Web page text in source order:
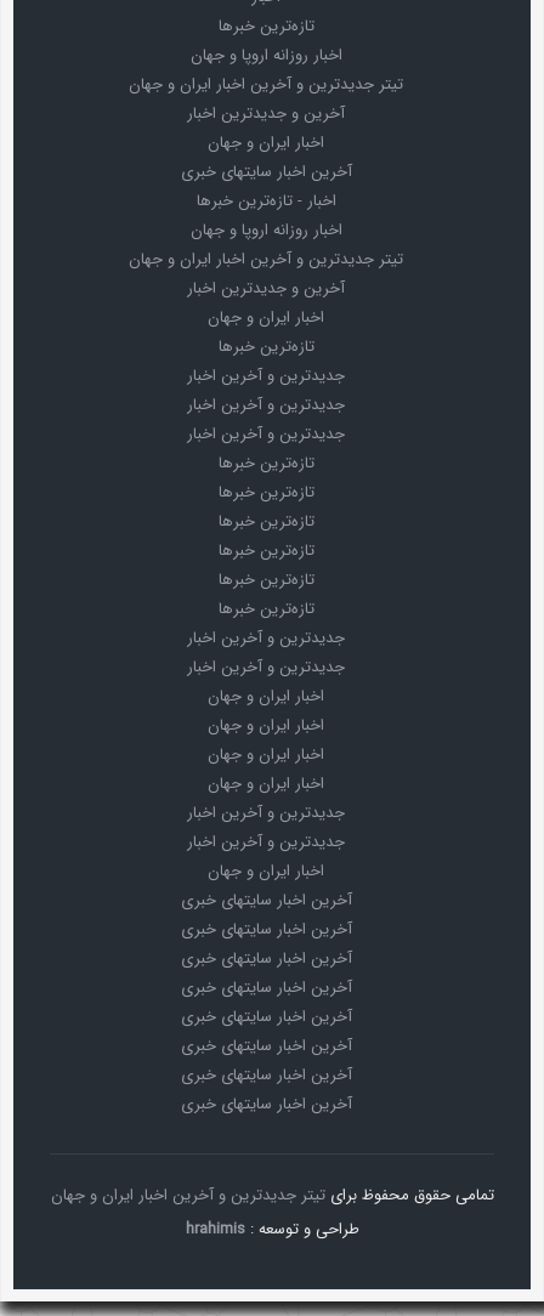
تازه‌ترین خبرها
اخبار روزانه اروپا و جهان
تیتر جدیدترین و آخرین اخبار ایران و جهان
آخرین و جدیدترین اخبار
اخبار ایران و جهان
آخرین اخبار سایتهای خبری
اخبار - تازه‌ترین خبرها
اخبار روزانه اروپا و جهان
تیتر جدیدترین و آخرین اخبار ایران و جهان
آخرین و جدیدترین اخبار
اخبار ایران و جهان
تازه‌ترین خبرها
جدیدترین و آخرین اخبار
جدیدترین و آخرین اخبار
جدیدترین و آخرین اخبار
تازه‌ترین خبرها
تازه‌ترین خبرها
تازه‌ترین خبرها
تازه‌ترین خبرها
تازه‌ترین خبرها
تازه‌ترین خبرها
جدیدترین و آخرین اخبار
جدیدترین و آخرین اخبار
اخبار ایران و جهان
اخبار ایران و جهان
اخبار ایران و جهان
اخبار ایران و جهان
جدیدترین و آخرین اخبار
جدیدترین و آخرین اخبار
اخبار ایران و جهان
آخرین اخبار سایتهای خبری
آخرین اخبار سایتهای خبری
آخرین اخبار سایتهای خبری
آخرین اخبار سایتهای خبری
آخرین اخبار سایتهای خبری
آخرین اخبار سایتهای خبری
آخرین اخبار سایتهای خبری
آخرین اخبار سایتهای خبری
تمامی حقوق محفوظ برای تیتر جدیدترین و آخرین اخبار ایران و جهان
طراحی و توسعه : hrahimis